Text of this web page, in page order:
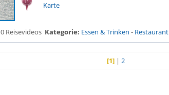
Karte
0 Reisevideos Kategorie: Essen & Trinken - Restaurant
[1]| 2